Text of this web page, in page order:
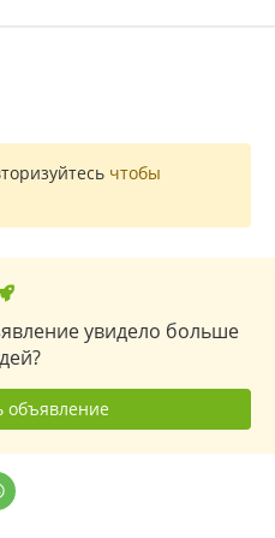
чтобы
увидело больше
объявление